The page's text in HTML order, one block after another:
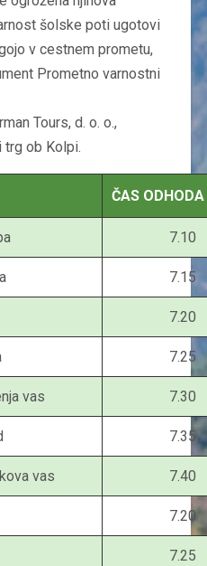
šolske poti ugotovi
v cestnem prometu,
Prometno varnostni
Tours, d. o. o.,
trg ob Kolpi.
ČAS ODHODA
7.10
7.15
7.20
7.25
vas 7.30
7.35
vas 7.40
7.20
7.25